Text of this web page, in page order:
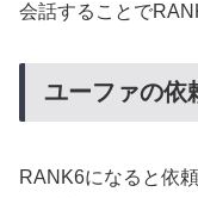
会話することで
ユーファの依
RANK6になると依